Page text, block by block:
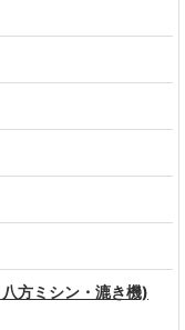
方ミシン・漉き機)